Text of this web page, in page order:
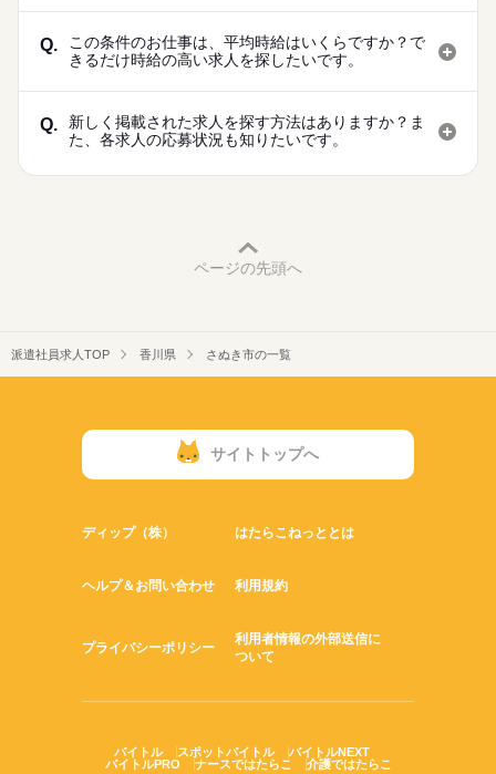
Q.
この条件のお仕事は、平均時給はいくらですか？で
きるだけ時給の高い求人を探したいです。
Q.
新しく掲載された求人を探す方法はありますか？ま
た、各求人の応募状況も知りたいです。
ページの先頭へ
派遣社員求人TOP 香川県 さぬき市の一覧
サイトトップへ
ディップ（株） はたらこねっととは
ヘルプ＆お問い合わせ 利用規約
プライバシーポリシー
利用者情報の外部送信に
ついて
バイトル スポットバイトル
バイトルNEXT
バイトルPRO
ナースではたらこ 介護ではたらこ